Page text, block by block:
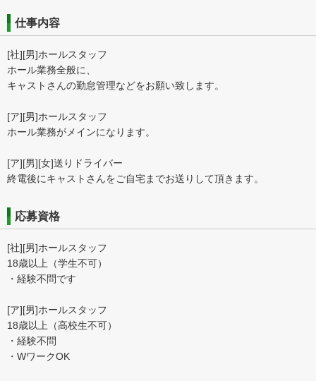
仕事内容
[社][男]ホールスタッフ
ホール業務全般に、
キャストさんの勤怠管理などをお願い致します。
[ア][男]ホールスタッフ
ホール業務がメインになります。
[ア][男][女]送りドライバー
終電後にキャストさんをご自宅までお送りして頂きます。
応募資格
[社][男]ホールスタッフ
18歳以上（学生不可）
・経験不問です
[ア][男]ホールスタッフ
18歳以上（高校生不可）
・経験不問
・WワークOK